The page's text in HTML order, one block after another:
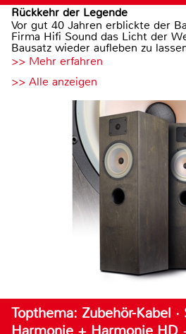
Rückkehr der Legende
Vor gut 40 Jahren erblickte der
Firma Hifi Sound das Licht der
Bausatz wieder aufleben zu
>> Mehr erfahren
>> Alle anzeigen
Topthema: Zubehör-Kabel